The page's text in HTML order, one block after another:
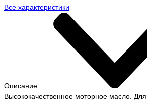
Все характеристики
Описание
Высококачественное моторное масло.